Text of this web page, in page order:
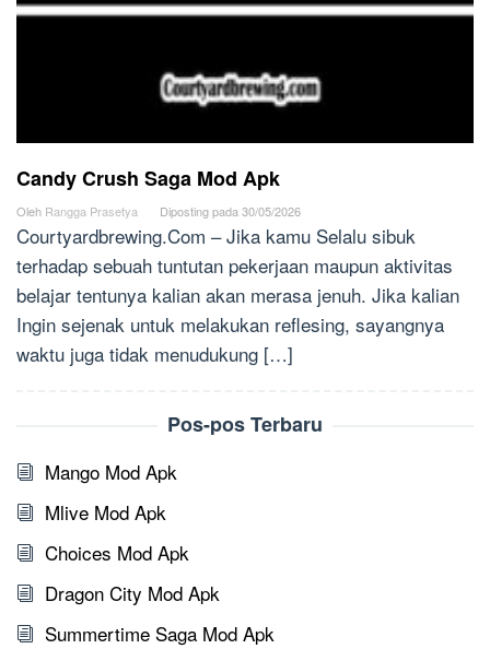
Candy Crush Saga Mod Apk
Oleh Rangga Prasetya Diposting pada 30/05/2026
Courtyardbrewing.Com – Jika kamu Selalu sibuk
terhadap sebuah tuntutan pekerjaan maupun aktivitas
belajar tentunya kalian akan merasa jenuh. Jika kalian
Ingin sejenak untuk melakukan reflesing, sayangnya
waktu juga tidak menudukung […]
Pos-pos Terbaru
Mango Mod Apk
Mlive Mod Apk
Choices Mod Apk
Dragon City Mod Apk
Summertime Saga Mod Apk